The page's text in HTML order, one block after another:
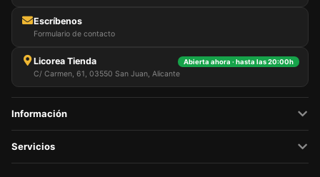
Escríbenos
Formulario de contacto
Licorea Tienda Abierta ahora · hasta las 20:00h
C/ Carmen, 61, 03550 San Juan, Alicante
Información
Servicios